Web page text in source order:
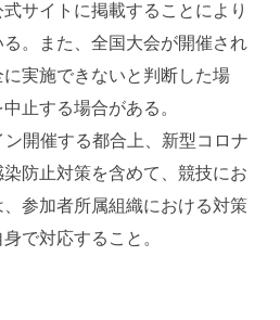
サイトに掲載することにより
。また、全国大会が開催され
実施できないと判断した場
止する場合がある。
開催する都合上、新型コロナ
防止対策を含めて、競技にお
参加者所属組織における対策
で対応すること。